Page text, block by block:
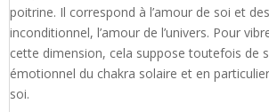
poitrine. Il correspond à l’amour de soi et
inconditionnel, l’amour de l’univers. Pour
cette dimension, cela suppose toutefois de
émotionnel du chakra solaire et en
soi.